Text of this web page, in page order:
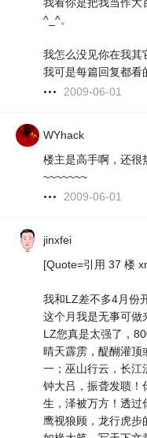
我看你是把我当作大
^_^。
我怎么没见你在我其
我可是每篇回复都看
2009-06-01
WYhack
楼主是高手啊，还很
~~~~~~~
2009-06-01
jinxfei
[Quote=引用 37 楼
我和LZ差不多4月份
这个月我是无事可做
LZ您真是太强了，
晴天霹雳，醍醐灌顶
一；巫山行云，长江
钟大吕，振聋发聩！
生，泽被万方！透过
鹰视狼顾，龙行虎步